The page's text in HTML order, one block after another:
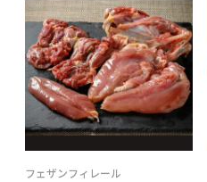
フェザンフィレール